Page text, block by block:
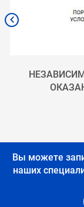
Вы можете
наших